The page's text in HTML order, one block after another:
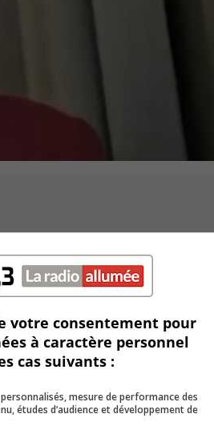
d’une étude de
l’axe du boulevard
le projet va profiter au
le projet retenu s’intègre aux
votre consentement pour
à caractère personnel
cas suivants :
mesure de performance des
études d’audience et développement de